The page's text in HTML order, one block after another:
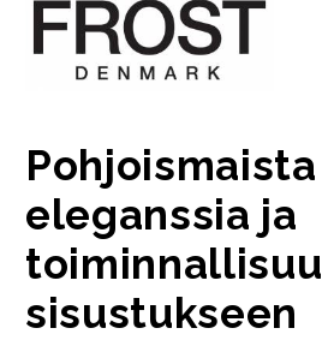
Pohjoismaista
eleganssia ja
sisustukseen